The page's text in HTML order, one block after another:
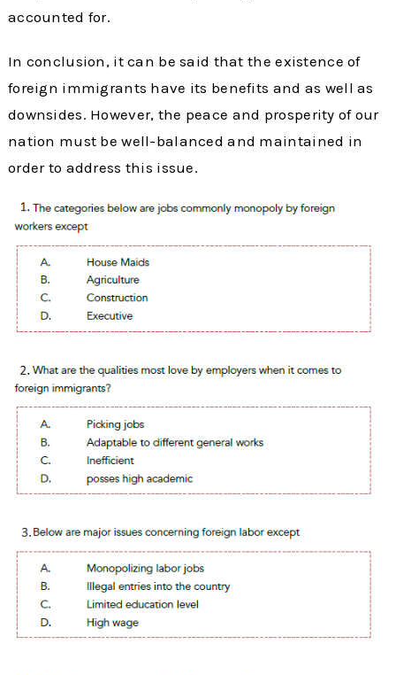
accounted for.
In conclusion, it can be said that the existence of
foreign immigrants have its benefits and as well as
downsides. However, the peace and prosperity of our
nation must be well-balanced and maintained in
order to address this issue.